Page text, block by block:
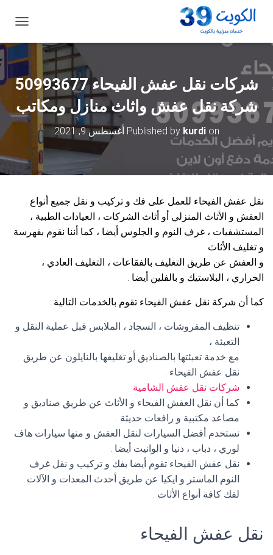
ب
ل
ا
ل
ت
ن
شركات نقل عفش الفيحاء 50993677
شركة نقل عفش واثاث منازل ومكاتب
Published by kurdion أغسطس 9, 2021
نقل عفش الفيحاء للعمل على فك و تركيب و نقل جميع أنواع
العفش و الأثاث المنزلي أو أثاث الشركات ، العيادات الطبية ،
المستشفيات ، غرف النوم و الجلوس أيضا ، كما أننا نقوم بفهرسة
و تغليف الأثاث
و العفش عن طريق التغليف بالفقاعات ، التغليف العادي ،
الحراري ، البلاستيك و بالفلين أيضا .
كما أن شركة نقل عفش الفيحاء تقوم بالخدمات التالية :
تنظيف المفروشات ، السجاد ، الملابس قبل عملية النقل و
التعبئة ،
مع خدمة تعبئتها بالصناديق أو تغليفها بالنايلون عن طريق
نقل عفش الفيحاء .
شركات نقل عفش الشامية
كما أن نقل العفش الفيحاء و الأثاث عن طريق صناديق و
مصاعد مكتبية و رافعات حديثة .
نستخدم أفضل السيارات لنقل العفش و منها سيارات هاف
لوري ، دباب ، دنيا و الوانيت أيضا .
نقل عفش الفيحاء تقوم أيضا بفك و تركيب و نقل غرف
النوم الماستر و ايكيا عن طريق أحدث المعدات و الآلات
لفك كافة أنواع الأثاث .
نقل عفش الفيحاء